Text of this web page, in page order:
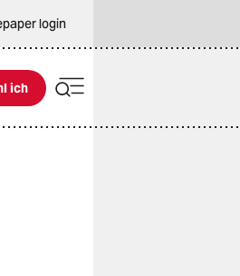
login
ich